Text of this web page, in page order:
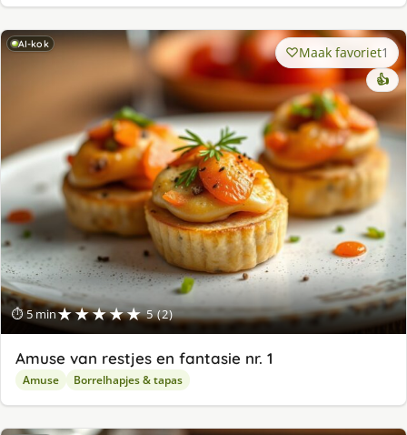
AI-kok
⏱ 5 min★★★★★ 5 (2)
Maak favoriet1
👍
Amuse van restjes en fantasie nr. 1
Amuse Borrelhapjes & tapas